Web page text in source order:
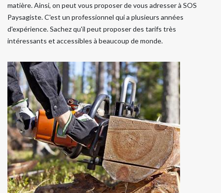
matière. Ainsi, on peut vous proposer de vous adresser à SOS
Paysagiste. C'est un professionnel qui a plusieurs années
d'expérience. Sachez qu'il peut proposer des tarifs très
intéressants et accessibles à beaucoup de monde.